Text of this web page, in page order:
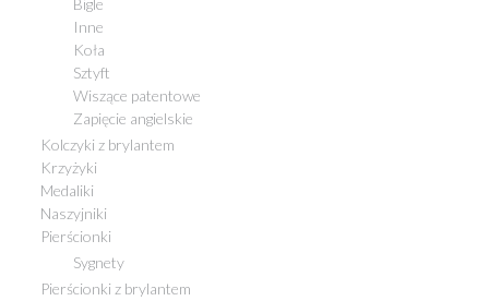
Inne
Koła
Sztyft
Wiszące patentowe
Zapięcie angielskie
Kolczyki z brylantem
Krzyżyki
Medaliki
Naszyjniki
Pierścionki
Sygnety
Pierścionki z brylantem